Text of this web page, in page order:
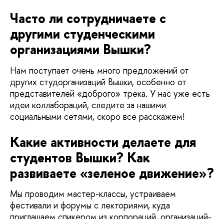
Часто ли сотрудничаете с
другими студенческими
организациями Вышки?
Нам поступает очень много предложений от
других студорганизаций Вышки, особенно от
представителей «доброго» трека. У нас уже есть
идеи коллабораций, следите за нашими
социальными сетями, скоро все расскажем!
Какие активности делаете для
студентов Вышки? Как
развиваете «зеленое движение»?
Мы проводим мастер-классы, устраиваем
фестивали и форумы с лекториями, куда